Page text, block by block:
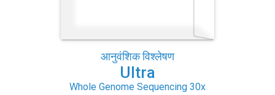
आनुवंशिक विश्लेषण
Ultra
Whole Genome Sequencing 30x